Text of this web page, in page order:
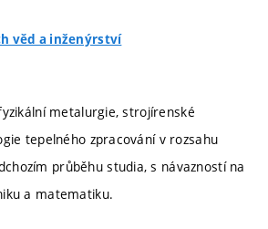
věd a inženýrství
metalurgie, strojírenské
tepelného zpracování v rozsahu
průběhu studia, s návazností na
a matematiku.